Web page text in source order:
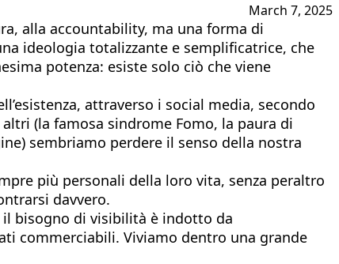
March 7, 2025
alla accountability, ma una forma di
ideologia totalizzante e semplificatrice, che
potenza: esiste solo ciò che viene
attraverso i social media, secondo
(la famosa sindrome Fomo, la paura di
sembriamo perdere il senso della nostra
più personali della loro vita, senza peraltro
davvero.
il bisogno di visibilità è indotto da
commerciabili. Viviamo dentro una grande